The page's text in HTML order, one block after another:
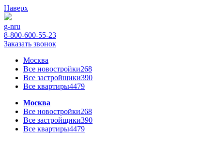
Наверх
g-nru
8-800-600-55-23
Заказать звонок
Москва
Все новостройки268
Все застройщики390
Все квартиры4479
Москва
Все новостройки268
Все застройщики390
Все квартиры4479